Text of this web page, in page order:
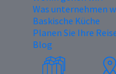
Was unternehmen
Baskische Küche
Planen Sie Ihre
Blog